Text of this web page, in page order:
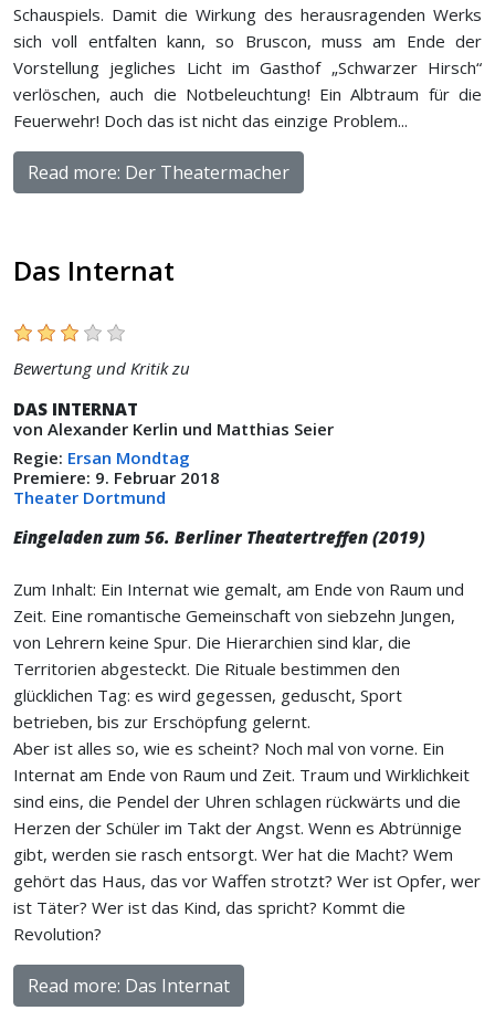
Schauspiels. Damit die Wirkung des herausragenden Werks
sich voll entfalten kann, so Bruscon, muss am Ende der
Vorstellung jegliches Licht im Gasthof „Schwarzer Hirsch“
verlöschen, auch die Notbeleuchtung! Ein Albtraum für die
Feuerwehr! Doch das ist nicht das einzige Problem...
Read more: Der Theatermacher
Das Internat
Bewertung und Kritik zu
DAS INTERNAT
von Alexander Kerlin und Matthias Seier
Regie: Ersan Mondtag
Premiere: 9. Februar 2018
Theater Dortmund
Eingeladen zum 56. Berliner Theatertreffen (2019)
Zum Inhalt: Ein Internat wie gemalt, am Ende von Raum und
Zeit. Eine romantische Gemeinschaft von siebzehn Jungen,
von Lehrern keine Spur. Die Hierarchien sind klar, die
Territorien abgesteckt. Die Rituale bestimmen den
glücklichen Tag: es wird gegessen, geduscht, Sport
betrieben, bis zur Erschöpfung gelernt.
Aber ist alles so, wie es scheint? Noch mal von vorne. Ein
Internat am Ende von Raum und Zeit. Traum und Wirklichkeit
sind eins, die Pendel der Uhren schlagen rückwärts und die
Herzen der Schüler im Takt der Angst. Wenn es Abtrünnige
gibt, werden sie rasch entsorgt. Wer hat die Macht? Wem
gehört das Haus, das vor Waffen strotzt? Wer ist Opfer, wer
ist Täter? Wer ist das Kind, das spricht? Kommt die
Revolution?
Read more: Das Internat